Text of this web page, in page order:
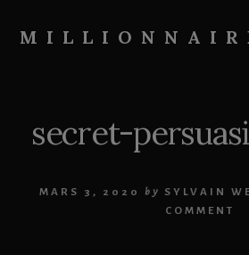
content
primary
devenir
secret-
MARS 3, 2020 by SYLVAIN
COMMENT